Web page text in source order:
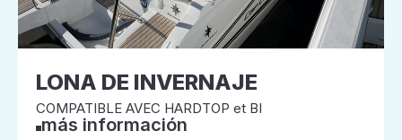
LONA DE INVERNAJE
COMPATIBLE AVEC HARDTOP et BI
más información